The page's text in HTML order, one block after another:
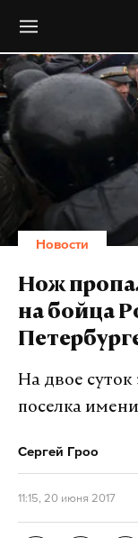
Новости
Нож
на бойца
На двое
поселка
Сергей Гроо
11:15, 20 июня 2017